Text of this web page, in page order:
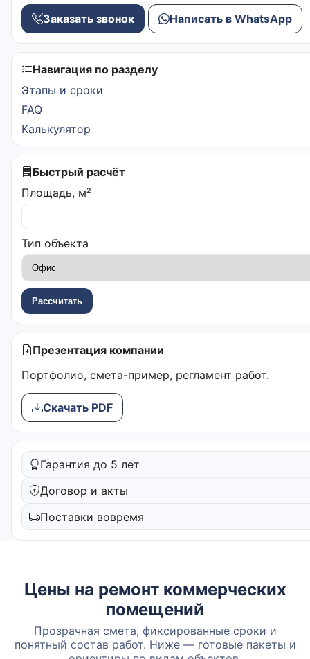
Заказать звонок Написать в WhatsApp
Навигация по разделу
Этапы и сроки
FAQ
Калькулятор
Быстрый расчёт
Площадь, м²
Тип объекта
Рассчитать
Презентация компании
Портфолио, смета-пример, регламент работ.
Скачать PDF
Гарантия до 5 лет
Договор и акты
Поставки вовремя
Цены на ремонт коммерческих
помещений
Прозрачная смета, фиксированные сроки и
понятный состав работ. Ниже — готовые пакеты и